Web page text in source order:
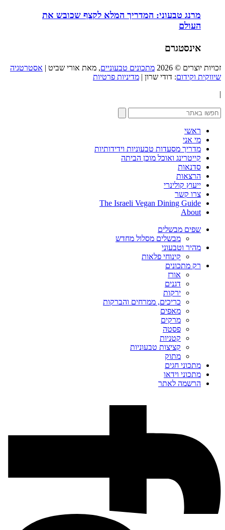
מרנג טבעוני: המדריך המלא לקצף שכובש את
העולם
אינסטגרם
זכויות יוצרים © 2026 מתכונים טבעוניים, מאת אורי שביט | אסטרטגיה
שיווקית וקידום: דודי שרון | מדיניות פרטיות
|
ראשי
מי אני
מדריך מסעדות טבעוניות וידידותיות
קייטרינג ואוכל מוכן הביתה
סדנאות
הרצאות
ייעוץ קולינרי
צרו קשר
The Israeli Vegan Dining Guide
About
שפים מבשלים
מבשלים מסלול מחדש
מהיר וטבעוני
קינוחי פלאות
רק מתכונים
אורז
דגנים
ירקות
כריכים, ממרחים והברקות
מאפים
מרקים
פסטה
קטניות
קציצות טבעוניות
מתוק
מתכוני חגים
מתכוני וידאו
הרשמה לאתר